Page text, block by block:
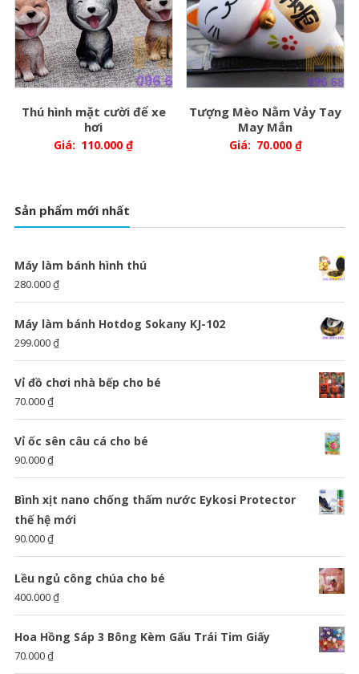
Thú hình mặt cười để xe
hơi
Giá: 110.000₫
Tượng Mèo Nằm Vảy Tay
May Mắn
Giá: 70.000 ₫
Sản phẩm mới nhất
Máy làm bánh hình thú
280.000₫
Máy làm bánh Hotdog Sokany KJ-102
299.000₫
Vỉ đồ chơi nhà bếp cho bé
70.000₫
Vỉ ốc sên câu cá cho bé
90.000₫
Bình xịt nano chống thấm nước Eykosi Protector
thế hệ mới
90.000₫
Lều ngủ công chúa cho bé
400.000₫
Hoa Hồng Sáp 3 Bông Kèm Gấu Trái Tim Giấy
70.000₫